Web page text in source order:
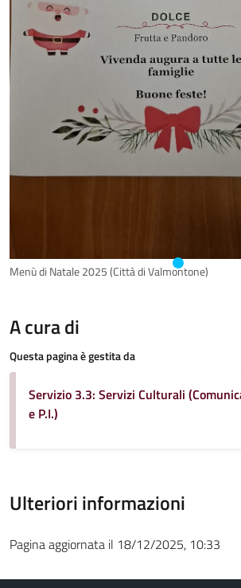
Menù di Natale 2025 (Città di Valmontone)
A cura di
Questa pagina è gestita da
Servizio 3.3: Servizi Culturali
e P.I.)
Ulteriori informazioni
Pagina aggiornata il 18/12/2025, 10:33